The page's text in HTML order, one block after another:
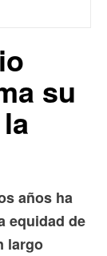
su
años ha
equidad de
largo